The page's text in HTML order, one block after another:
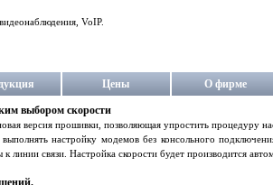
VoIP.
Цены О фирме
выбором скорости
версия прошивки, позволяющая упростить процедуру
настройку модемов без консольного
связи. Настройка скорости будет производится